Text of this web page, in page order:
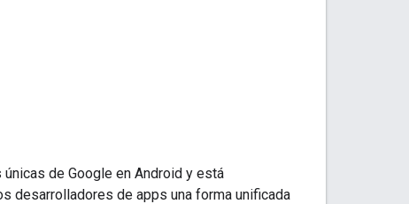
de Google en Android y está
desarrolladores de apps una forma unificada